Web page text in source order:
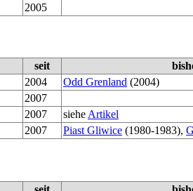
2005
seit
2004 Odd Grenland (2004)
2007
2007 siehe Artikel
2007 Piast Gliwice (1980-1983),